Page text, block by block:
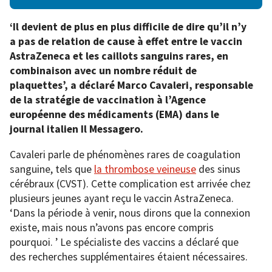
‘Il devient de plus en plus difficile de dire qu’il n’y
a pas de relation de cause à effet entre le vaccin
AstraZeneca et les caillots sanguins rares, en
combinaison avec un nombre réduit de
plaquettes’, a déclaré Marco Cavaleri, responsable
de la stratégie de vaccination à l’Agence
européenne des médicaments (EMA) dans le
journal italien Il Messagero.
Cavaleri parle de phénomènes rares de coagulation
sanguine, tels que la thrombose veineuse des sinus
cérébraux (CVST). Cette complication est arrivée chez
plusieurs jeunes ayant reçu le vaccin AstraZeneca.
‘Dans la période à venir, nous dirons que la connexion
existe, mais nous n’avons pas encore compris
pourquoi. ’ Le spécialiste des vaccins a déclaré que
des recherches supplémentaires étaient nécessaires.